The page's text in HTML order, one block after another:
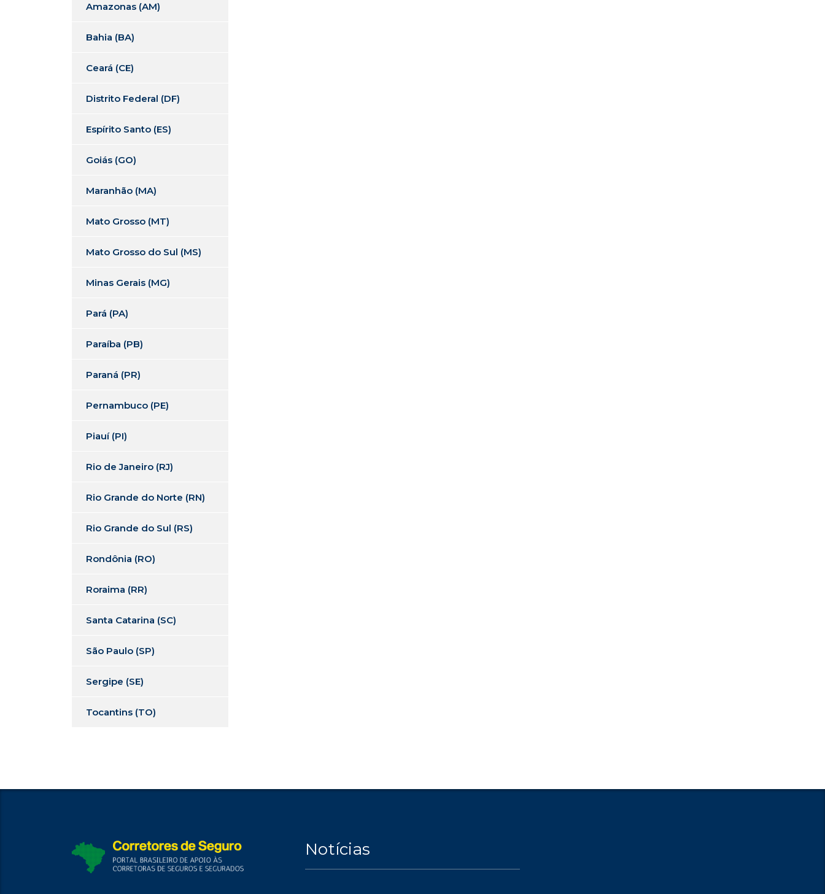
Amazonas (AM)
Bahia (BA)
Ceará (CE)
Distrito Federal (DF)
Espírito Santo (ES)
Goiás (GO)
Maranhão (MA)
Mato Grosso (MT)
Mato Grosso do Sul (MS)
Minas Gerais (MG)
Pará (PA)
Paraíba (PB)
Paraná (PR)
Pernambuco (PE)
Piauí (PI)
Rio de Janeiro (RJ)
Rio Grande do Norte (RN)
Rio Grande do Sul (RS)
Rondônia (RO)
Roraima (RR)
Santa Catarina (SC)
São Paulo (SP)
Sergipe (SE)
Tocantins (TO)
Notícias